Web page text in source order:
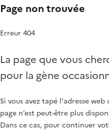
Page non trouvée
Erreur 404
La page que vous
pour la gène
Si vous avez tapé l'adresse
page n’est peut-être plus
Dans ce cas, pour continuer